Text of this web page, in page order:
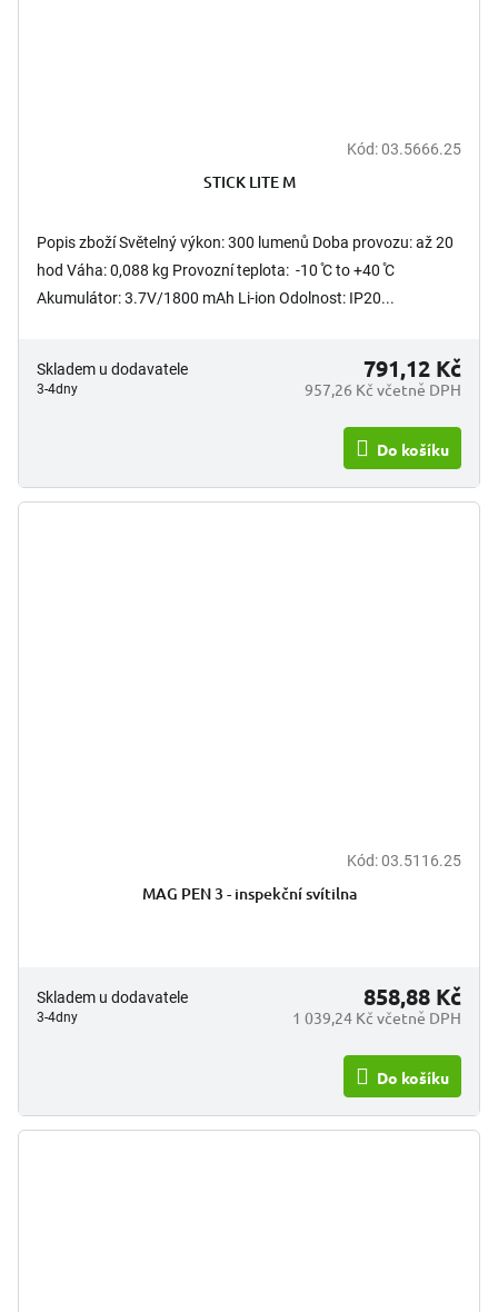
Kód:03.5666.25
STICK LITE M
Popis zboží Světelný výkon: 300 lumenů Doba provozu: až 20
hod Váha: 0,088 kg Provozní teplota: -10 ̊C to +40 ̊C
Akumulátor: 3.7V/1800 mAh Li-ion Odolnost: IP20...
Skladem u dodavatele
3-4dny 957,26 Kč včetně DPH
791,12 Kč
Do košíku
Kód:03.5116.25
MAG PEN 3 - inspekční svítilna
Skladem u dodavatele
3-4dny 1 039,24 Kč včetně DPH
858,88 Kč
Do košíku